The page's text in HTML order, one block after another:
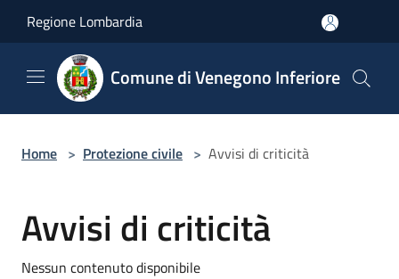
Regione Lombardia
Comune di Venegono Inferiore
Home > Protezione civile > Avvisi di criticità
Avvisi di criticità
Nessun contenuto disponibile